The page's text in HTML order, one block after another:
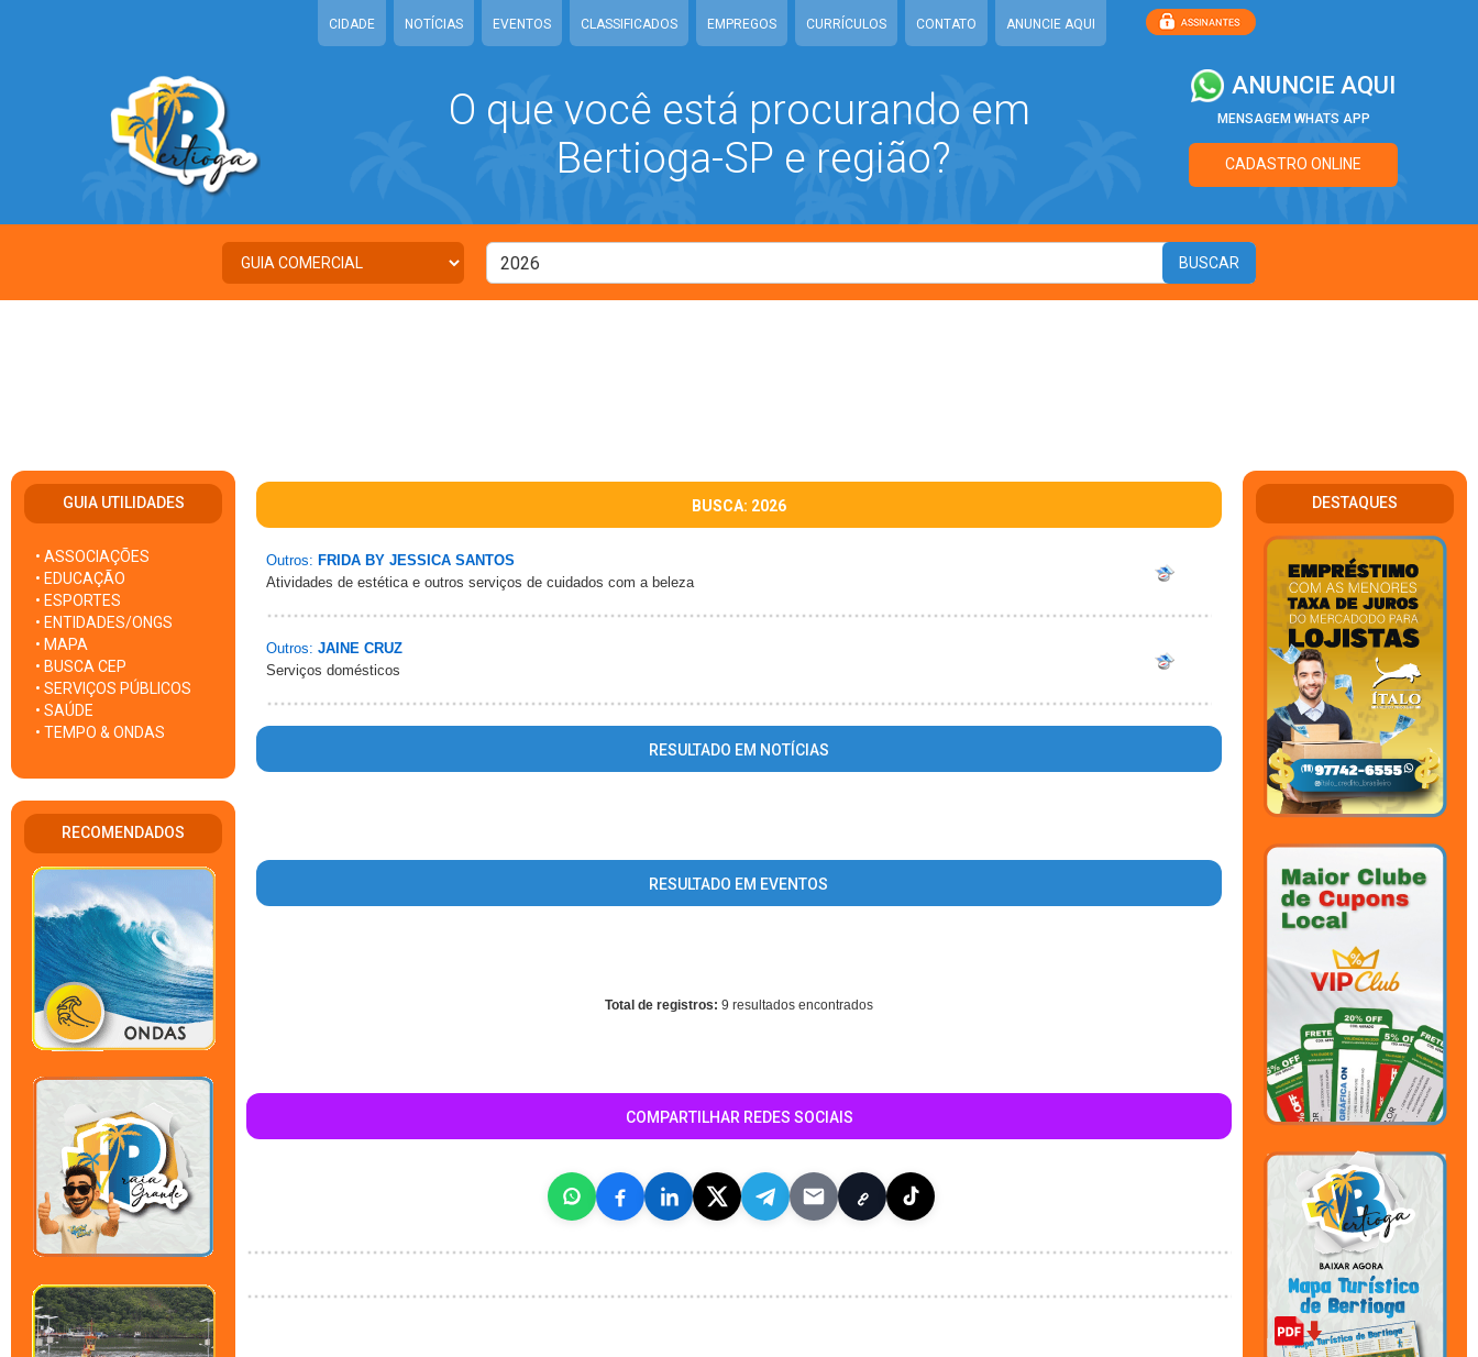
CIDADE NOTÍCIAS EVENTOS CLASSIFICADOS EMPREGOS CURRÍCULOS CONTATO ANUNCIE AQUI
O que você está procurando em
Bertioga-SP e região?
ANUNCIE AQUI
MENSAGEM WHATS APP
CADASTRO ONLINE
GUIA UTILIDADES
• ASSOCIAÇÕES
• EDUCAÇÃO
• ESPORTES
• ENTIDADES/ONGS
• MAPA
• BUSCA CEP
• SERVIÇOS PÚBLICOS
• SAÚDE
• TEMPO & ONDAS
RECOMENDADOS
BUSCA: 2026
Outros: FRIDA BY JESSICA SANTOS
Atividades de estética e outros serviços de cuidados com a beleza
Outros: JAINE CRUZ
Serviços domésticos
RESULTADO EM NOTÍCIAS
RESULTADO EM EVENTOS
Total de registros: 9 resultados encontrados
COMPARTILHAR REDES SOCIAIS
DESTAQUES